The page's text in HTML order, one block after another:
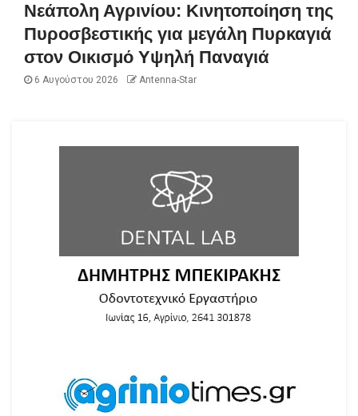
Νεάπολη Αγρινίου: Κινητοποίηση της
Πυροσβεστικής για μεγάλη Πυρκαγιά
στον Οικισμό Υψηλή Παναγιά
6 Αυγούστου 2026 Antenna-Star